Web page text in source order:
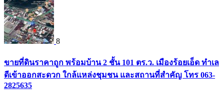
8
ขายที่ดินราคาถูก พร้อมบ้าน 2 ชั้น 101 ตร.ว. เมืองร้อยเอ็ด ทำเล
ดีเข้าออกสะดวก ใกล้แหล่งชุมชน และสถานที่สำคัญ โทร 063-
2825635